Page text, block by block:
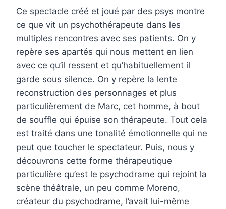
Ce spectacle créé et joué par des psys montre
ce que vit un psychothérapeute dans les
multiples rencontres avec ses patients. On y
repère ses apartés qui nous mettent en lien
avec ce qu’il ressent et qu’habituellement il
garde sous silence. On y repère la lente
reconstruction des personnages et plus
particulièrement de Marc, cet homme, à bout
de souffle qui épuise son thérapeute. Tout cela
est traité dans une tonalité émotionnelle qui ne
peut que toucher le spectateur. Puis, nous y
découvrons cette forme thérapeutique
particulière qu’est le psychodrame qui rejoint la
scène théâtrale, un peu comme Moreno,
créateur du psychodrame, l’avait lui-même